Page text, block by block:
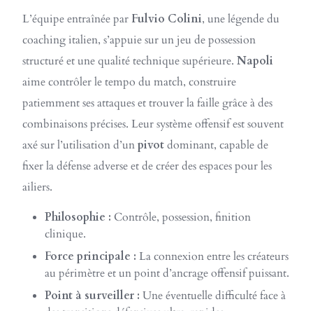
L’équipe entraînée par Fulvio Colini, une légende du
coaching italien, s’appuie sur un jeu de possession
structuré et une qualité technique supérieure. Napoli
aime contrôler le tempo du match, construire
patiemment ses attaques et trouver la faille grâce à des
combinaisons précises. Leur système offensif est souvent
axé sur l’utilisation d’unpivotdominant, capable de
fixer la défense adverse et de créer des espaces pour les
ailiers.
Philosophie : Contrôle, possession, finition
clinique.
Force principale : La connexion entre les créateurs
au périmètre et un point d’ancrage offensif puissant.
Point à surveiller : Une éventuelle difficulté face à